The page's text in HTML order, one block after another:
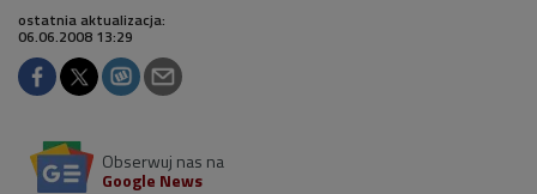
ostatnia aktualizacja:
06.06.2008 13:29
Obserwuj nas na
Google News